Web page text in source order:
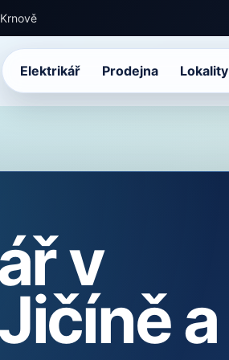
Elektrikář Prodejna Lokality
v
a